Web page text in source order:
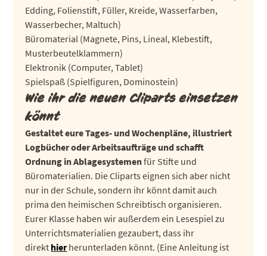
Edding, Folienstift, Füller, Kreide, Wasserfarben,
Wasserbecher, Maltuch)
Büromaterial (Magnete, Pins, Lineal, Klebestift,
Musterbeutelklammern)
Elektronik (Computer, Tablet)
Spielspaß (Spielfiguren, Dominostein)
Wie ihr die neuen Cliparts einsetzen
könnt
Gestaltet eure Tages- und Wochenpläne, illustriert
Logbücher oder Arbeitsaufträge und schafft
Ordnung in Ablagesystemenfür Stifte und
Büromaterialien. Die Cliparts eignen sich aber nicht
nur in der Schule, sondern ihr könnt damit auch
prima den heimischen Schreibtisch organisieren.
Eurer Klasse haben wir außerdem ein Lesespiel zu
Unterrichtsmaterialien gezaubert, dass ihr
direkt hierherunterladen könnt. (Eine Anleitung ist